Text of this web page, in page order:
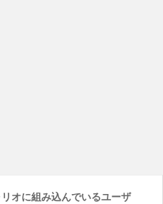
オに組み込んでいるユーザ